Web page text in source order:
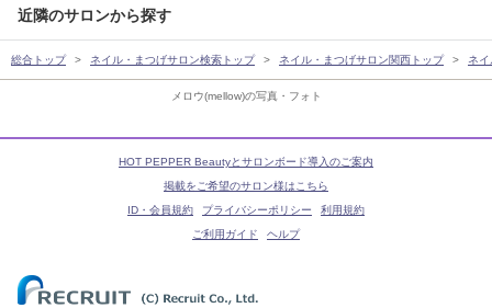
メロウ(mellow)の写真・フォト
近隣のサロンから探す
総合トップ ネイル・まつげサロン検索トップ ネイル・まつげサロン関西トップ ネ
HOT PEPPER Beautyとサロンボード導入のご案内
掲載をご希望のサロン様はこちら
ID・会員規約
プライバシーポリシー
利用規約
ご利用ガイド
ヘルプ